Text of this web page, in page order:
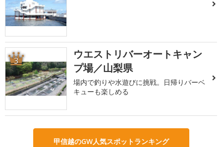
3
ウエストリバーオートキャン
プ場／山梨県
場内で釣りや水遊びに挑戦。日帰りバーベ
キューも楽しめる
甲信越のGW人気スポットランキング